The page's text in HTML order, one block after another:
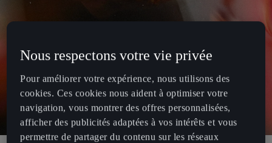
Nous respectons votre vie privée
Pour améliorer votre expérience, nous utilisons des
cookies. Ces cookies nous aident à optimiser votre
navigation, vous montrer des offres personnalisées,
afficher des publicités adaptées à vos intérêts et vous
permettre de partager du contenu sur les réseaux